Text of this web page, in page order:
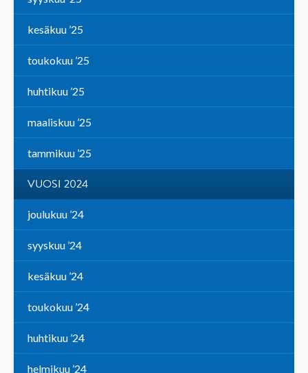
kesäkuu ’25
toukokuu ’25
huhtikuu ’25
maaliskuu ’25
tammikuu ’25
VUOSI 2024
joulukuu ’24
syyskuu ’24
kesäkuu ’24
toukokuu ’24
huhtikuu ’24
helmikuu ’24